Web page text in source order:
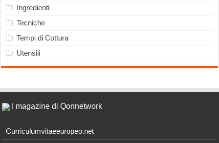
Ingredienti
Tecniche
Tempi di Cottura
Utensili
I magazine di Qonnetwork
Curriculumvitaeeuropeo.net